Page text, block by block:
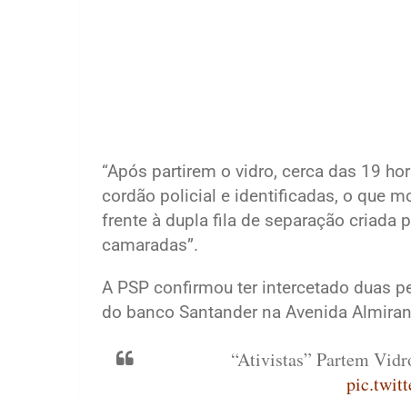
“Após partirem o vidro, cerca das 19
cordão policial e identificadas, o que
frente à dupla fila de separação criada
camaradas”.
A PSP confirmou ter intercetado duas
do banco Santander na Avenida
“Ativistas” Partem